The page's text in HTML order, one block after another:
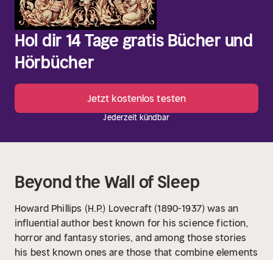
Hol dir 14 Tage gratis Bücher und
Hörbücher
Jetzt kostenlos testen
Jederzeit kündbar
Beyond the Wall of Sleep
Howard Phillips (H.P.) Lovecraft (1890-1937) was an
influential author best known for his science fiction,
horror and fantasy stories, and among those stories
his best known ones are those that combine elements